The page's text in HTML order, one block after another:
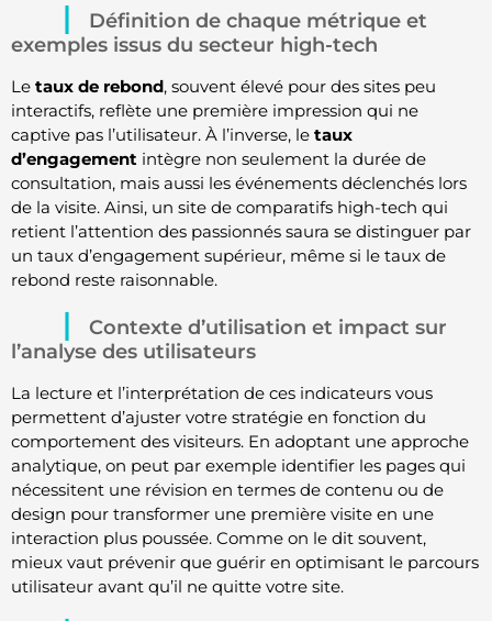
Définition de chaque métrique et
exemples issus du secteur high-tech
Le taux de rebond, souvent élevé pour des sites peu
interactifs, reflète une première impression qui ne
captive pas l’utilisateur. À l’inverse, le taux
d’engagement intègre non seulement la durée de
consultation, mais aussi les événements déclenchés lors
de la visite. Ainsi, un site de comparatifs high-tech qui
retient l’attention des passionnés saura se distinguer par
un taux d’engagement supérieur, même si le taux de
rebond reste raisonnable.
Contexte d’utilisation et impact sur
l’analyse des utilisateurs
La lecture et l’interprétation de ces indicateurs vous
permettent d’ajuster votre stratégie en fonction du
comportement des visiteurs. En adoptant une approche
analytique, on peut par exemple identifier les pages qui
nécessitent une révision en termes de contenu ou de
design pour transformer une première visite en une
interaction plus poussée. Comme on le dit souvent,
mieux vaut prévenir que guérir en optimisant le parcours
utilisateur avant qu’il ne quitte votre site.